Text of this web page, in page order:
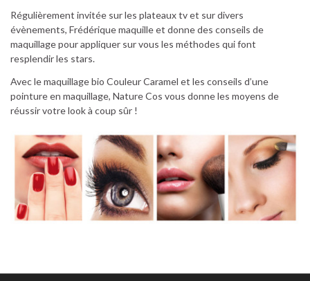
Régulièrement invitée sur les plateaux tv et sur divers
évènements, Frédérique maquille et donne des conseils de
maquillage pour appliquer sur vous les méthodes qui font
resplendir les stars.
Avec le maquillage bio Couleur Caramel et les conseils d’une
pointure en maquillage, Nature Cos vous donne les moyens de
réussir votre look à coup sûr !